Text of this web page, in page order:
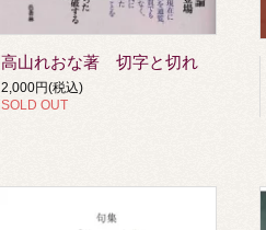
高山れおな著 切字と切れ
2,000円(税込)
SOLD OUT